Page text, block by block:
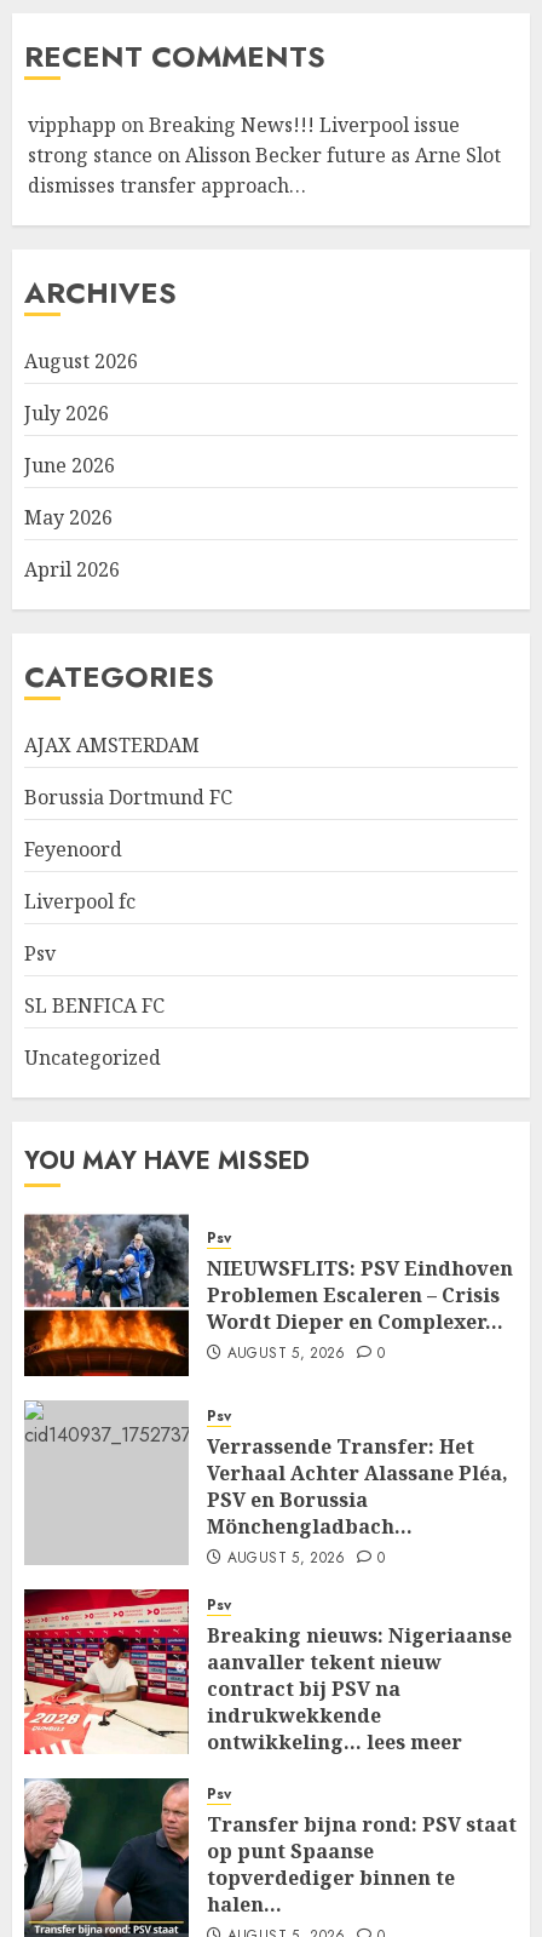
RECENT COMMENTS
vipphapp onBreaking News!!! Liverpool issue
strong stance on Alisson Becker future as Arne Slot
dismisses transfer approach…
ARCHIVES
August 2026
July 2026
June 2026
May 2026
April 2026
CATEGORIES
AJAX AMSTERDAM
Borussia Dortmund FC
Feyenoord
Liverpool fc
Psv
SL BENFICA FC
Uncategorized
YOU MAY HAVE MISSED
Psv
NIEUWSFLITS: PSV Eindhoven
Problemen Escaleren – Crisis
Wordt Dieper en Complexer…
AUGUST 5, 2026 0
Psv
Verrassende Transfer: Het
Verhaal Achter Alassane Pléa,
PSV en Borussia
Mönchengladbach…
AUGUST 5, 2026 0
Psv
Breaking nieuws: Nigeriaanse
aanvaller tekent nieuw
contract bij PSV na
indrukwekkende
ontwikkeling… lees meer
Psv
Transfer bijna rond: PSV staat
op punt Spaanse
topverdediger binnen te
halen…